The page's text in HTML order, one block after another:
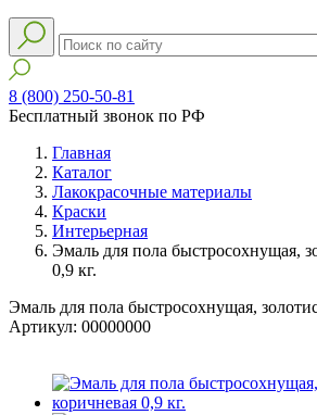
8 (800) 250-50-81
Бесплатный звонок по РФ
Главная
Каталог
Лакокрасочные материалы
Краски
Интерьерная
Эмаль для пола быстросохнущая,
0,9 кг.
Эмаль для пола быстросохнущая,
Артикул: 00000000